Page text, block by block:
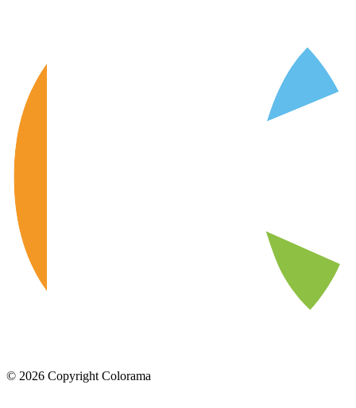
© 2026 Copyright Colorama